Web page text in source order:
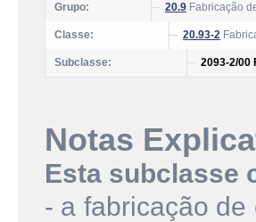
Grupo: 20.9 Fabricação
Classe: 20.93-2
Subclasse: 2093-2/00
Notas
Esta subclasse
- a fabricação